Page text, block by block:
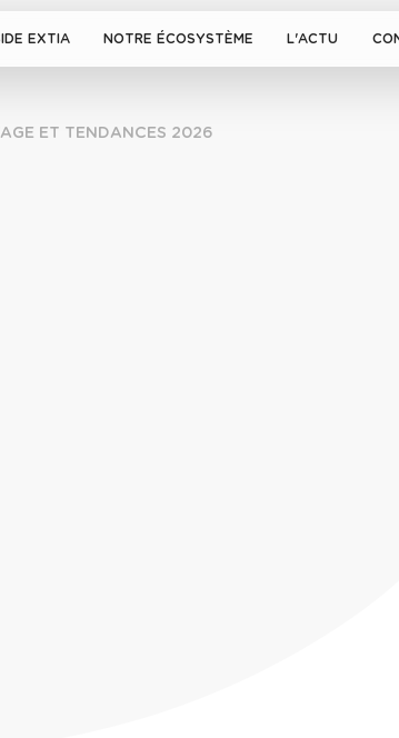
EXTIA NOTRE ÉCOSYSTÈME L'ACTU
ET TENDANCES 2026